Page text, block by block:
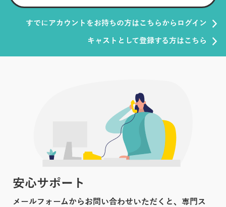
すでにアカウントをお持ちの方はこちらからログイン
キャストとして登録する方はこちら
安心サポート
メールフォームからお問い合わせいただくと、専門ス